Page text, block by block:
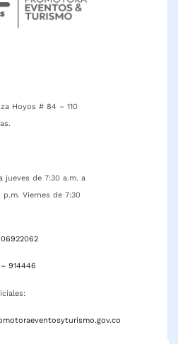
Hoyos # 84 – 110
jueves de 7:30 a.m. a
p.m. Viernes de 7:30
914446